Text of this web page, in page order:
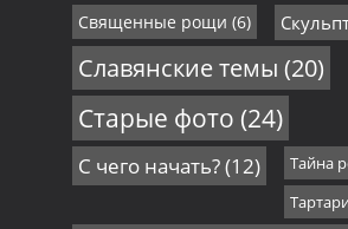
Священные рощи (6)
Славянские темы (20)
Старые фото (24)
С чего начать?(12) Тайна